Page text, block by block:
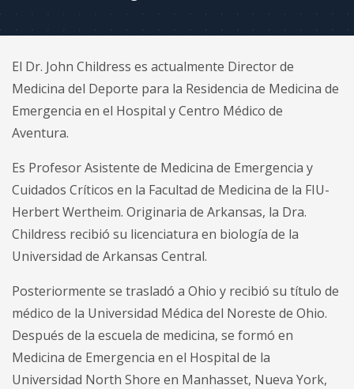
El Dr. John Childress es actualmente Director de
Medicina del Deporte para la Residencia de Medicina de
Emergencia en el Hospital y Centro Médico de
Aventura.
Es Profesor Asistente de Medicina de Emergencia y
Cuidados Críticos en la Facultad de Medicina de la FIU-
Herbert Wertheim. Originaria de Arkansas, la Dra.
Childress recibió su licenciatura en biología de la
Universidad de Arkansas Central.
Posteriormente se trasladó a Ohio y recibió su título de
médico de la Universidad Médica del Noreste de Ohio.
Después de la escuela de medicina, se formó en
Medicina de Emergencia en el Hospital de la
Universidad North Shore en Manhasset, Nueva York,